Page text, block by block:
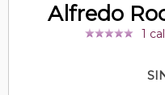
Alfredo
1